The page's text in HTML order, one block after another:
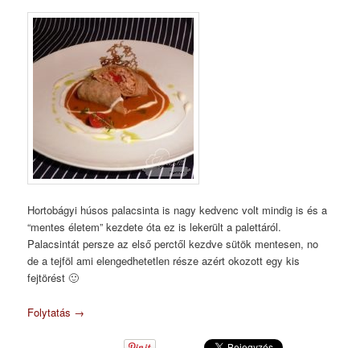
Hortobágyi húsos palacsinta is nagy kedvenc volt mindig is és a
“mentes életem” kezdete óta ez is lekerült a palettáról.
Palacsintát persze az első perctől kezdve sütök mentesen, no
de a tejföl ami elengedhetetlen része azért okozott egy kis
fejtörést 🙂
Folytatás →